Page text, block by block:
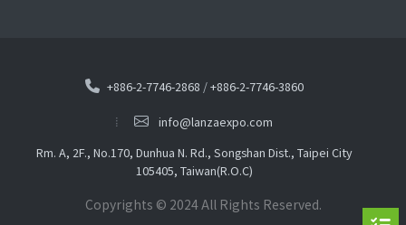
+886-2-7746-2868 /+886-2-7746-3860
info@lanzaexpo.com
Rm. A, 2F., No.170, Dunhua N. Rd., Songshan Dist., Taipei City
105405, Taiwan(R.O.C)
Copyrights © 2024 All Rights Reserved.